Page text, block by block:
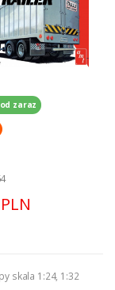
zaraz
skala 1:24, 1:32